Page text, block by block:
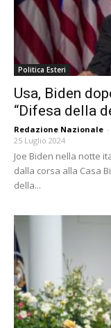
Politica Esteri
Usa, Biden
“Difesa della
Redazione Nazionale -
25 Luglio 2024
Joe Biden nella notte
dalla corsa alla Casa
della...